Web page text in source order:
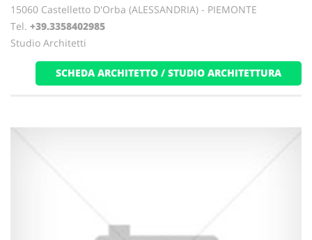
15060 Castelletto D'Orba (ALESSANDRIA) - PIEMONTE
Tel. +39.3358402985
Studio Architetti
SCHEDA ARCHITETTO / STUDIO ARCHITETTURA